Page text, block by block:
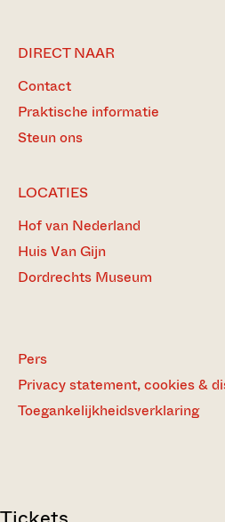
DIRECT NAAR
Contact
Praktische informatie
Steun ons
LOCATIES
Hof van Nederland
Huis Van Gijn
Dordrechts Museum
Pers
Privacy statement, cookies &
Toegankelijkheidsverklaring